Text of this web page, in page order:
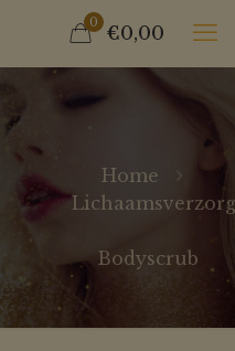
0 €0,00
Home
Bodyscrub